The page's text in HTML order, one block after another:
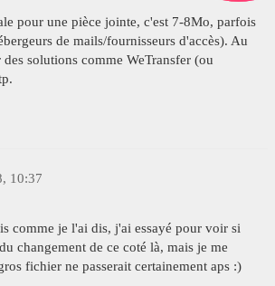
pour une pièce jointe, c'est 7-8Mo, parfois
de mails/fournisseurs d'accès). Au
solutions comme WeTransfer (ou
10:37
comme je l'ai dis, j'ai essayé pour voir si
changement de ce coté là, mais je me
fichier ne passerait certainement aps :)